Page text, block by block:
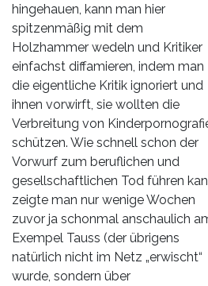
hingehauen, kann man hier
spitzenmäßig mit dem
Holzhammer wedeln und Kritiker
einfachst diffamieren, indem man
die eigentliche Kritik ignoriert und
ihnen vorwirft, sie wollten die
Verbreitung von
schützen. Wie schnell schon der
Vorwurf zum beruflichen und
gesellschaftlichen Tod führen
zeigte man nur wenige Wochen
zuvor ja schonmal anschaulich
Exempel Tauss (der übrigens
natürlich nicht im Netz „erwischt“
wurde, sondern über